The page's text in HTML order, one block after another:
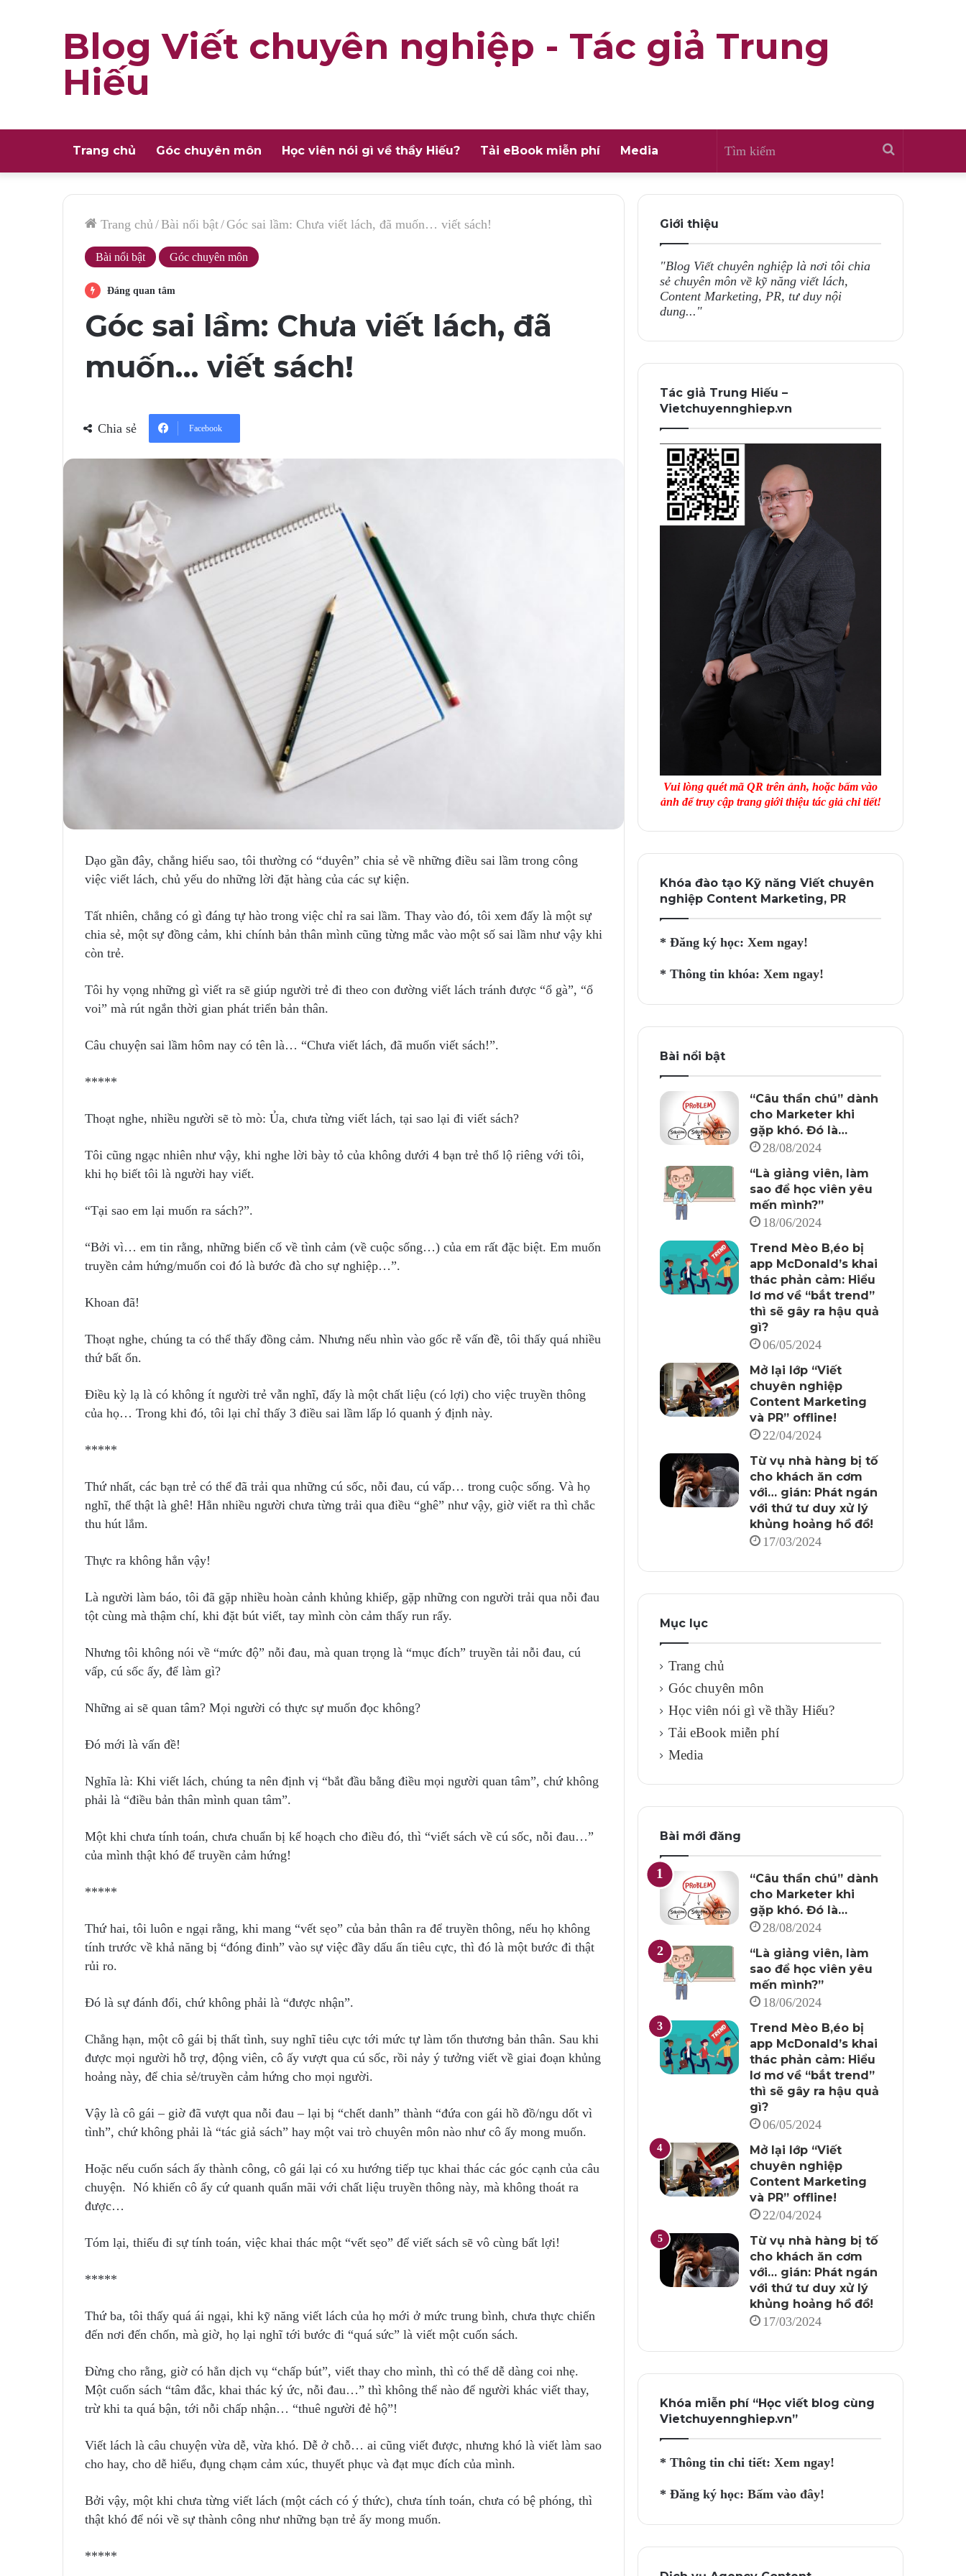
Blog Viết chuyên nghiệp - Tác giả Trung
Hiếu
Trang chủ Góc chuyên môn Học viên nói gì về thầy Hiếu? Tải eBook miễn phí Media Tìm
kiếm
Trang chủ/Bài nổi bật/Góc sai lầm: Chưa viết lách, đã muốn… viết sách!
Bài nổi bật Góc chuyên môn
Đáng quan tâm
Góc sai lầm: Chưa viết lách, đã
muốn… viết sách!
Chia sẻ Facebook
Dạo gần đây, chẳng hiểu sao, tôi thường có “duyên” chia sẻ về những điều sai lầm trong công
việc viết lách, chủ yếu do những lời đặt hàng của các sự kiện.
Tất nhiên, chẳng có gì đáng tự hào trong việc chỉ ra sai lầm. Thay vào đó, tôi xem đấy là một sự
chia sẻ, một sự đồng cảm, khi chính bản thân mình cũng từng mắc vào một số sai lầm như vậy khi
còn trẻ.
Tôi hy vọng những gì viết ra sẽ giúp người trẻ đi theo con đường viết lách tránh được “ổ gà”, “ổ
voi” mà rút ngắn thời gian phát triển bản thân.
Câu chuyện sai lầm hôm nay có tên là… “Chưa viết lách, đã muốn viết sách!”.
*****
Thoạt nghe, nhiều người sẽ tò mò: Ủa, chưa từng viết lách, tại sao lại đi viết sách?
Tôi cũng ngạc nhiên như vậy, khi nghe lời bày tỏ của không dưới 4 bạn trẻ thổ lộ riêng với tôi,
khi họ biết tôi là người hay viết.
“Tại sao em lại muốn ra sách?”.
“Bởi vì… em tin rằng, những biến cố về tình cảm (về cuộc sống…) của em rất đặc biệt. Em muốn
truyền cảm hứng/muốn coi đó là bước đà cho sự nghiệp…”.
Khoan đã!
Thoạt nghe, chúng ta có thể thấy đồng cảm. Nhưng nếu nhìn vào gốc rễ vấn đề, tôi thấy quá nhiều
thứ bất ổn.
Điều kỳ lạ là có không ít người trẻ vẫn nghĩ, đấy là một chất liệu (có lợi) cho việc truyền thông
của họ… Trong khi đó, tôi lại chỉ thấy 3 điều sai lầm lấp ló quanh ý định này.
*****
Thứ nhất, các bạn trẻ có thể đã trải qua những cú sốc, nỗi đau, cú vấp… trong cuộc sống. Và họ
nghĩ, thế thật là ghê! Hẳn nhiều người chưa từng trải qua điều “ghê” như vậy, giờ viết ra thì chắc
thu hút lắm.
Thực ra không hẳn vậy!
Là người làm báo, tôi đã gặp nhiều hoàn cảnh khủng khiếp, gặp những con người trải qua nỗi đau
tột cùng mà thậm chí, khi đặt bút viết, tay mình còn cảm thấy run rẩy.
Nhưng tôi không nói về “mức độ” nỗi đau, mà quan trọng là “mục đích” truyền tải nỗi đau, cú
vấp, cú sốc ấy, để làm gì?
Những ai sẽ quan tâm? Mọi người có thực sự muốn đọc không?
Đó mới là vấn đề!
Nghĩa là: Khi viết lách, chúng ta nên định vị “bắt đầu bằng điều mọi người quan tâm”, chứ không
phải là “điều bản thân mình quan tâm”.
Một khi chưa tính toán, chưa chuẩn bị kế hoạch cho điều đó, thì “viết sách về cú sốc, nỗi đau…”
của mình thật khó để truyền cảm hứng!
*****
Thứ hai, tôi luôn e ngại rằng, khi mang “vết sẹo” của bản thân ra để truyền thông, nếu họ không
tính trước về khả năng bị “đóng đinh” vào sự việc đầy dấu ấn tiêu cực, thì đó là một bước đi thật
rủi ro.
Đó là sự đánh đổi, chứ không phải là “được nhận”.
Chẳng hạn, một cô gái bị thất tình, suy nghĩ tiêu cực tới mức tự làm tổn thương bản thân. Sau khi
được mọi người hỗ trợ, động viên, cô ấy vượt qua cú sốc, rồi nảy ý tưởng viết về giai đoạn khủng
hoảng này, để chia sẻ/truyền cảm hứng cho mọi người.
Vậy là cô gái – giờ đã vượt qua nỗi đau – lại bị “chết danh” thành “đứa con gái hồ đồ/ngu dốt vì
tình”, chứ không phải là “tác giả sách” hay một vai trò chuyên môn nào như cô ấy mong muốn.
Hoặc nếu cuốn sách ấy thành công, cô gái lại có xu hướng tiếp tục khai thác các góc cạnh của câu
chuyện. Nó khiến cô ấy cứ quanh quẩn mãi với chất liệu truyền thông này, mà không thoát ra
được…
Tóm lại, thiếu đi sự tính toán, việc khai thác một “vết sẹo” để viết sách sẽ vô cùng bất lợi!
*****
Thứ ba, tôi thấy quá ái ngại, khi kỹ năng viết lách của họ mới ở mức trung bình, chưa thực chiến
đến nơi đến chốn, mà giờ, họ lại nghĩ tới bước đi “quá sức” là viết một cuốn sách.
Đừng cho rằng, giờ có hẳn dịch vụ “chấp bút”, viết thay cho mình, thì có thể dễ dàng coi nhẹ.
Một cuốn sách “tâm đắc, khai thác ký ức, nỗi đau…” thì không thể nào để người khác viết thay,
trừ khi ta quá bận, tới nỗi chấp nhận… “thuê người đẻ hộ”!
Viết lách là câu chuyện vừa dễ, vừa khó. Dễ ở chỗ… ai cũng viết được, nhưng khó là viết làm sao
cho hay, cho dễ hiểu, đụng chạm cảm xúc, thuyết phục và đạt mục đích của mình.
Bởi vậy, một khi chưa từng viết lách (một cách có ý thức), chưa tính toán, chưa có bệ phóng, thì
thật khó để nói về sự thành công như những bạn trẻ ấy mong muốn.
*****
Giới thiệu
"Blog Viết chuyên nghiệp là nơi tôi chia
sẻ chuyên môn về kỹ năng viết lách,
Content Marketing, PR, tư duy nội
dung..."
Tác giả Trung Hiếu –
Vietchuyennghiep.vn
Vui lòng quét mã QR trên ảnh, hoặc bấm vào
ảnh để truy cập trang giới thiệu tác giả chi tiết!
Khóa đào tạo Kỹ năng Viết chuyên
nghiệp Content Marketing, PR
* Đăng ký học:Xem ngay!
* Thông tin khóa:Xem ngay!
Bài nổi bật
“Câu thần chú” dành
cho Marketer khi
gặp khó. Đó là…
28/08/2024
“Là giảng viên, làm
sao để học viên yêu
mến mình?”
18/06/2024
Trend Mèo B,éo bị
app McDonald’s khai
thác phản cảm: Hiểu
lơ mơ về “bắt trend”
thì sẽ gây ra hậu quả
gì?
06/05/2024
Mở lại lớp “Viết
chuyên nghiệp
Content Marketing
và PR” offline!
22/04/2024
Từ vụ nhà hàng bị tố
cho khách ăn cơm
với… gián: Phát ngán
với thứ tư duy xử lý
khủng hoảng hồ đồ!
17/03/2024
Mục lục
Trang chủ
Góc chuyên môn
Học viên nói gì về thầy Hiếu?
Tải eBook miễn phí
Media
Bài mới đăng
“Câu thần chú” dành
cho Marketer khi
gặp khó. Đó là…
28/08/2024
“Là giảng viên, làm
sao để học viên yêu
mến mình?”
18/06/2024
Trend Mèo B,éo bị
app McDonald’s khai
thác phản cảm: Hiểu
lơ mơ về “bắt trend”
thì sẽ gây ra hậu quả
gì?
06/05/2024
Mở lại lớp “Viết
chuyên nghiệp
Content Marketing
và PR” offline!
22/04/2024
Từ vụ nhà hàng bị tố
cho khách ăn cơm
với… gián: Phát ngán
với thứ tư duy xử lý
khủng hoảng hồ đồ!
17/03/2024
Khóa miễn phí “Học viết blog cùng
Vietchuyennghiep.vn”
* Thông tin chi tiết:Xem ngay!
* Đăng ký học:Bấm vào đây!